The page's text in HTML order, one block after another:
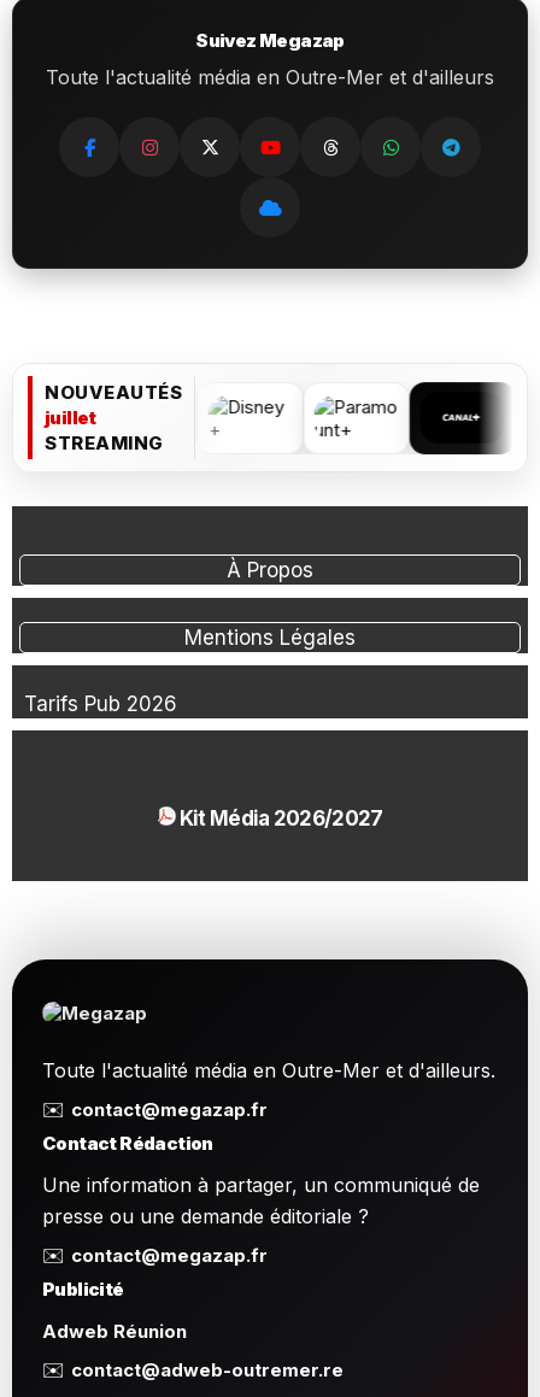
Suivez Megazap
Toute l'actualité média en Outre-Mer et d'ailleurs
NOUVEAUTÉS
juillet
STREAMING
À Propos
Mentions Légales
Tarifs Pub 2026
Kit Média 2026/2027
Toute l'actualité média en Outre-Mer et d'ailleurs.
✉️ contact@megazap.fr
Contact Rédaction
Une information à partager, un communiqué de
presse ou une demande éditoriale ?
✉️ contact@megazap.fr
Publicité
Adweb Réunion
✉️ contact@adweb-outremer.re